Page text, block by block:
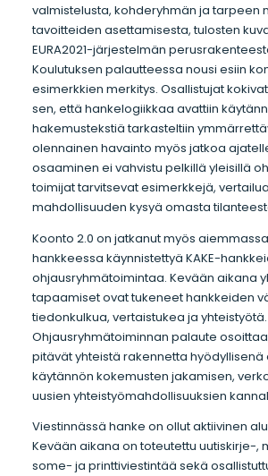
valmistelusta, kohderyhmän ja tarpeen
tavoitteiden asettamisesta, tulosten
EURA2021-järjestelmän
Koulutuksen palautteessa nousi esiin
esimerkkien merkitys. Osallistujat
sen, että hankelogiikkaa avattiin
hakemustekstiä tarkasteltiin
olennainen havainto myös jatkoa
osaaminen ei vahvistu pelkillä yleisillä
toimijat tarvitsevat esimerkkejä,
mahdollisuuden kysyä omasta
Koonto 2.0 on jatkanut myös
hankkeessa käynnistettyä KAKE-
ohjausryhmätoimintaa. Kevään aikana
tapaamiset ovat tukeneet hankkeiden
tiedonkulkua, vertaistukea ja yhteistyötä.
Ohjausryhmätoiminnan palaute
pitävät yhteistä rakennetta hyödyllisenä
käytännön kokemusten jakamisen,
uusien yhteistyömahdollisuuksien
Viestinnässä hanke on ollut aktiivinen
Kevään aikana on toteutettu uutiskirje-,
some- ja printtiviestintää sekä